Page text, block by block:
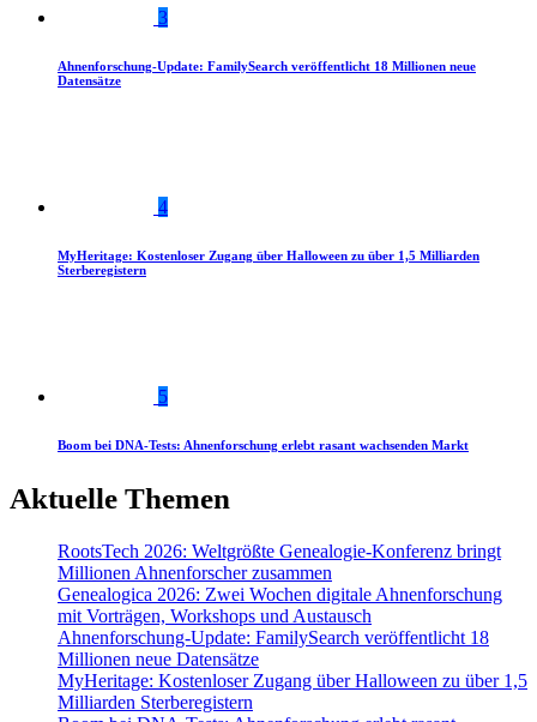
3
Ahnenforschung-Update: FamilySearch veröffentlicht 18 Millionen neue
Datensätze
4
MyHeritage: Kostenloser Zugang über Halloween zu über 1,5 Milliarden
Sterberegistern
5
Boom bei DNA-Tests: Ahnenforschung erlebt rasant wachsenden Markt
Aktuelle Themen
RootsTech 2026: Weltgrößte Genealogie-Konferenz bringt
Millionen Ahnenforscher zusammen
Genealogica 2026: Zwei Wochen digitale Ahnenforschung
mit Vorträgen, Workshops und Austausch
Ahnenforschung-Update: FamilySearch veröffentlicht 18
Millionen neue Datensätze
MyHeritage: Kostenloser Zugang über Halloween zu über 1,5
Milliarden Sterberegistern